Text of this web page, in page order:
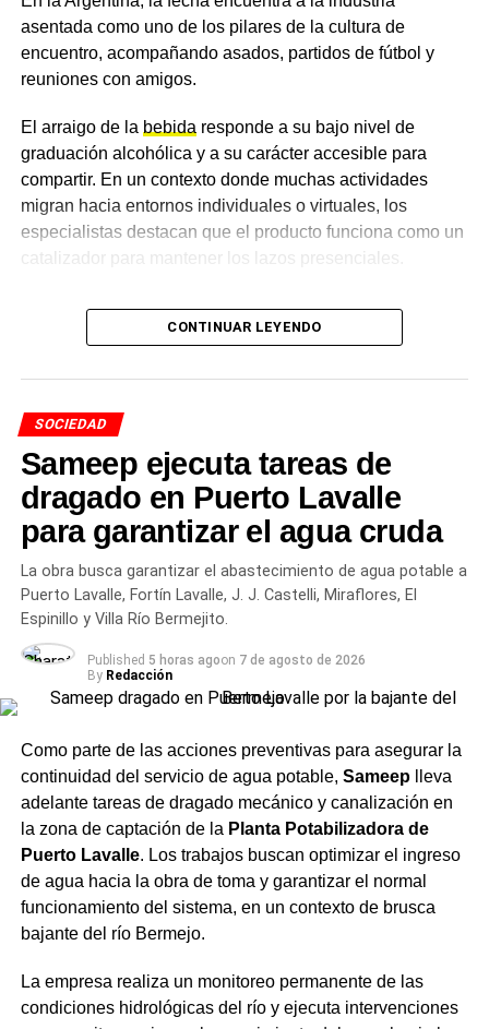
asentada como uno de los pilares de la cultura de
encuentro, acompañando asados, partidos de fútbol y
reuniones con amigos.
El arraigo de la bebida responde a su bajo nivel de
graduación alcohólica y a su carácter accesible para
compartir. En un contexto donde muchas actividades
migran hacia entornos individuales o virtuales, los
especialistas destacan que el producto funciona como un
catalizador para mantener los lazos presenciales.
Cambios en las preferencias y
Durante los últimos años, el perfil del consumidor
argentino atravesó una transformación visible. Si bien las
variedades tradicionales rubias sostienen el mayor
volumen de ventas, se consolidó la búsqueda de nuevos
estilos artesanales, combinaciones gastronómicas y
alternativas de menor graduación.
Entre las tendencias de
mercado sobresalen los
Crecimiento del segmento sin alcohol: Las
variantes 0.0% ganaron terreno entre consumidores
que buscan balancear hidratación o conducir sin
riesgos sin abandonar el ritual social.
Mapeo de maridajes: La cerveza amplió su
presencia en la gastronomía formal, combinándose
con carnes a las brasas, pastas e incluso postres.
Canales de compra directos: Las plataformas de
envío a domicilio registraron subas constantes en
CONTINUAR LEYENDO
SOCIEDAD
Sameep ejecuta tareas de
dragado en Puerto Lavalle
para garantizar el agua cruda
La obra busca garantizar el abastecimiento de agua potable a
Puerto Lavalle, Fortín Lavalle, J. J. Castelli, Miraflores, El
Espinillo y Villa Río Bermejito.
Published 5 horas agoon 7 de agosto de 2026
By Redacción
Como parte de las acciones preventivas para asegurar la
continuidad del servicio de agua potable, Sameeplleva
adelante tareas de dragado mecánico y canalización en
la zona de captación de la Planta Potabilizadora de
Puerto Lavalle. Los trabajos buscan optimizar el ingreso
de agua hacia la obra de toma y garantizar el normal
funcionamiento del sistema, en un contexto de brusca
bajante del río Bermejo.
La empresa realiza un monitoreo permanente de las
condiciones hidrológicas del río y ejecuta intervenciones